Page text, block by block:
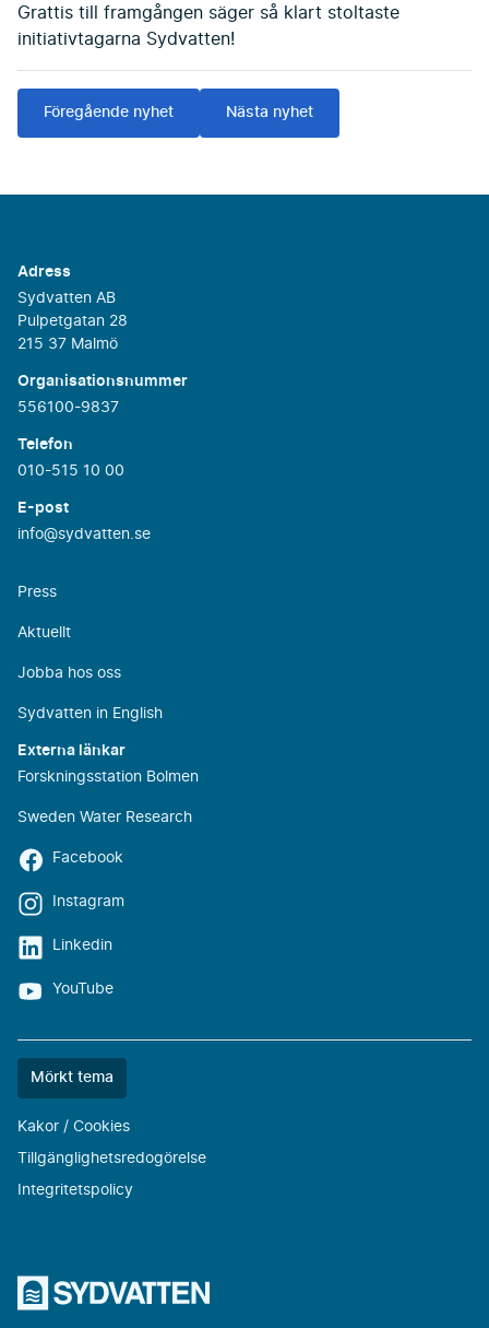
Grattis till framgången säger så klart stoltaste
initiativtagarna Sydvatten!
Föregående nyhet Nästa nyhet
Adress
Sydvatten AB
Pulpetgatan 28
215 37 Malmö
Organisationsnummer
556100-9837
Telefon
010-515 10 00
E-post
info@sydvatten.se
Press
Aktuellt
Jobba hos oss
Sydvatten in English
Externa länkar
Forskningsstation Bolmen
Sweden Water Research
Facebook
Instagram
Linkedin
YouTube
Färgtemat
Mörkt tema
Kakor / Cookies
Tillgänglighetsredogörelse
Integritetspolicy